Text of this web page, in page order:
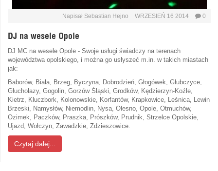
Napisał Sebastian Hejno WRZESIEŃ 16 2014 0
DJ na wesele Opole
DJ MC na wesele Opole - Swoje usługi świadczy na terenach
województwa opolskiego, i można go usłyszeć m.in. w takich miastach
jak:
Baborów, Biała, Brzeg, Byczyna, Dobrodzień, Głogówek, Głubczyce,
Głuchołazy, Gogolin, Gorzów Śląski, Grodków, Kędzierzyn-Koźle,
Kietrz, Kluczbork, Kolonowskie, Korfantów, Krapkowice, Leśnica, Lewin
Brzeski, Namysłów, Niemodlin, Nysa, Olesno, Opole, Otmuchów,
Ozimek, Paczków, Praszka, Prószków, Prudnik, Strzelce Opolskie,
Ujazd, Wołczyn, Zawadzkie, Zdzieszowice.
Czytaj dalej...